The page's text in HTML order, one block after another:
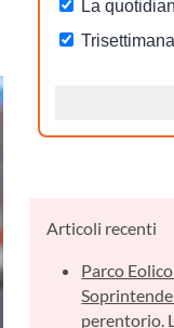
Articoli recenti
Parco
perentorio.